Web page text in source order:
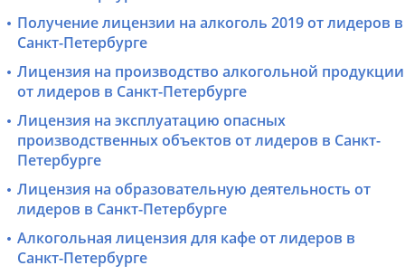
Получение лицензии на алкоголь 2019 от лидеров в
Санкт-Петербурге
Лицензия на производство алкогольной продукции
от лидеров в Санкт-Петербурге
Лицензия на эксплуатацию опасных
производственных объектов от лидеров в Санкт-
Петербурге
Лицензия на образовательную деятельность от
лидеров в Санкт-Петербурге
Алкогольная лицензия для кафе от лидеров в
Санкт-Петербурге